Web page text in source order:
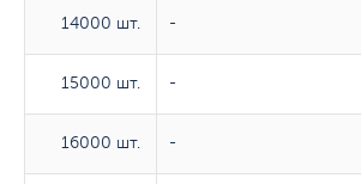
14000 шт.
15000 шт.
16000 шт.
14000 шт. -
15000 шт. -
16000 шт. -